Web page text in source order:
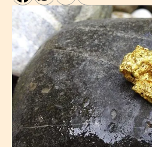
Рынки
Технологии
Власть
Геополитика